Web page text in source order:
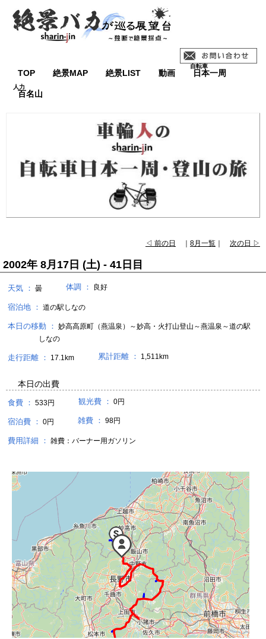
TOP 絶景MAP 絶景LIST 動画 日本一周
百名山
◁ 前の日 8月一覧 次の日 ▷
2002年 8月17日 (土) - 41日目
天気 ： 曇 体調 ： 良好
宿泊地 ： 道の駅しなの
本日の移動 ： 妙高高原町（燕温泉）～妙高・火打山登山～燕温泉～道の駅
しなの
走行距離 ： 17.1km 累計距離 ： 1,511km
本日の出費
食費 ： 533円 観光費 ： 0円
宿泊費 ： 0円 雑費 ： 98円
費用詳細 ： 雑費：バーナー用ガソリン